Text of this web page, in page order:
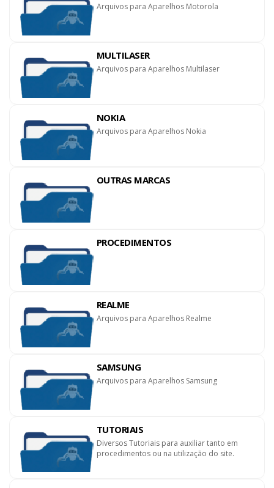
Arquivos para Aparelhos Motorola
MULTILASER
Arquivos para Aparelhos Multilaser
NOKIA
Arquivos para Aparelhos Nokia
OUTRAS MARCAS
PROCEDIMENTOS
REALME
Arquivos para Aparelhos Realme
SAMSUNG
Arquivos para Aparelhos Samsung
TUTORIAIS
Diversos Tutoriais para auxiliar tanto em
procedimentos ou na utilização do site.